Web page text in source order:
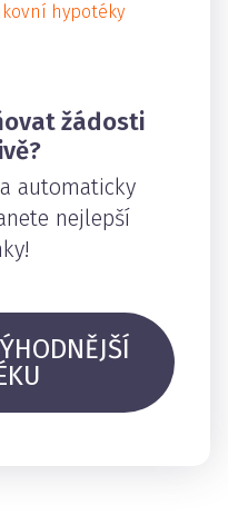
hypotéky
žádosti
automaticky
nejlepší